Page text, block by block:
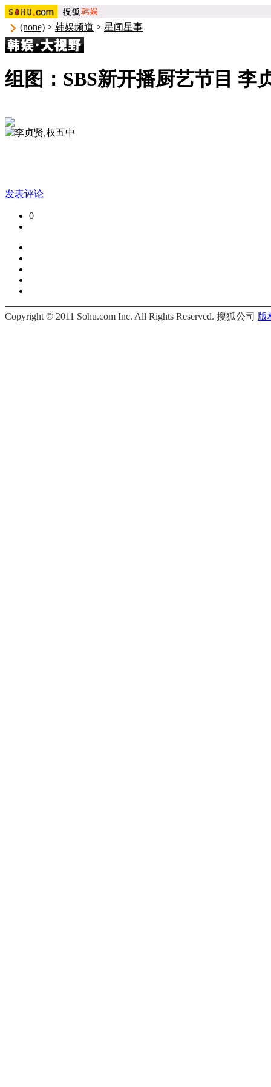
(none) > 韩娱频道 > 星闻星事
组图：SBS新开播厨艺节目 李
发表评论
0
Copyright © 2011 Sohu.com Inc. All Rights Reserved. 搜狐公司 版